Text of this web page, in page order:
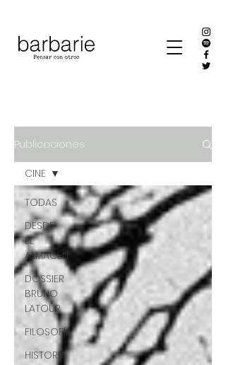
Publicaciones
TODAS
DESDE
EL
ALMACÉN
DOSSIER
BRUNO
LATOUR
FILOSOFÍA
HISTORIA
CINE